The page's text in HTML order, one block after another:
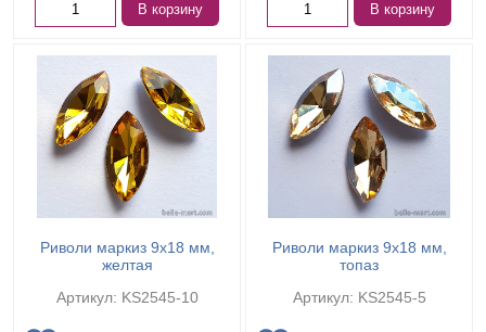
В корзину В корзину
Риволи маркиз 9х18 мм,
желтая
Артикул: KS2545-10
Риволи маркиз 9х18 мм,
топаз
Артикул: KS2545-5